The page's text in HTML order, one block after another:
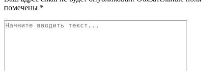
помечены *